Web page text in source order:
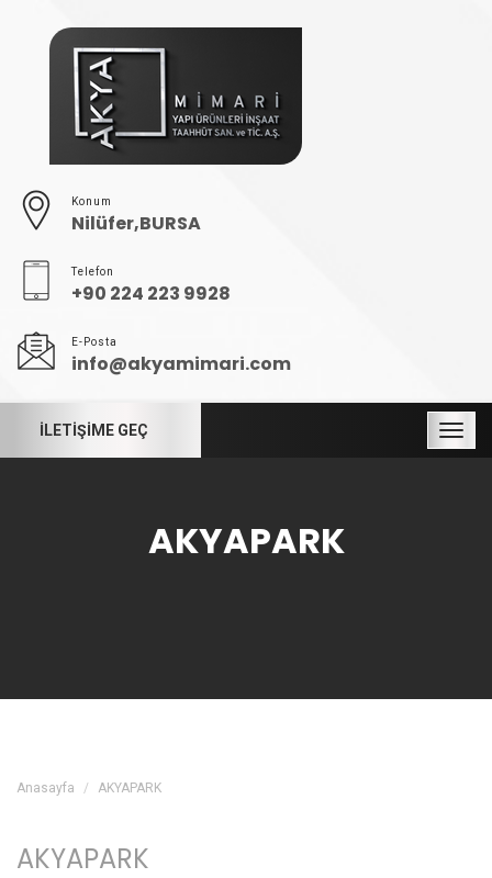
Konum
Nilüfer,BURSA
Telefon
+90 224 223 9928
E-Posta
info@akyamimari.com
İLETİŞİME GEÇ
AKYAPARK
Anasayfa AKYAPARK
AKYAPARK